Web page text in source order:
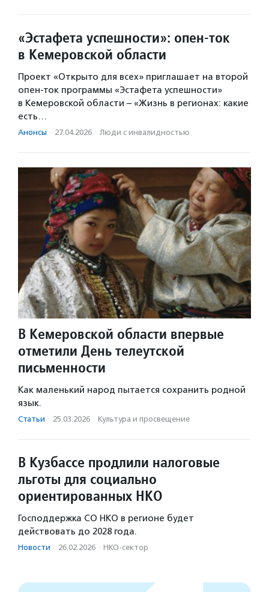
«Эстафета успешности»: опен-ток
в Кемеровской области
Проект «Открыто для всех» приглашает на второй
опен-ток программы «Эстафета успешности»
в Кемеровской области – «Жизнь в регионах: какие
есть…
Анонсы · 27.04.2026 · Люди с инвалидностью
В Кемеровской области впервые
отметили День телеутской
письменности
Как маленький народ пытается сохранить родной
язык.
Статьи · 25.03.2026 · Культура и просвещение
В Кузбассе продлили налоговые
льготы для социально
ориентированных НКО
Господдержка СО НКО в регионе будет
действовать до 2028 года.
Новости · 26.02.2026 · НКО-сектор